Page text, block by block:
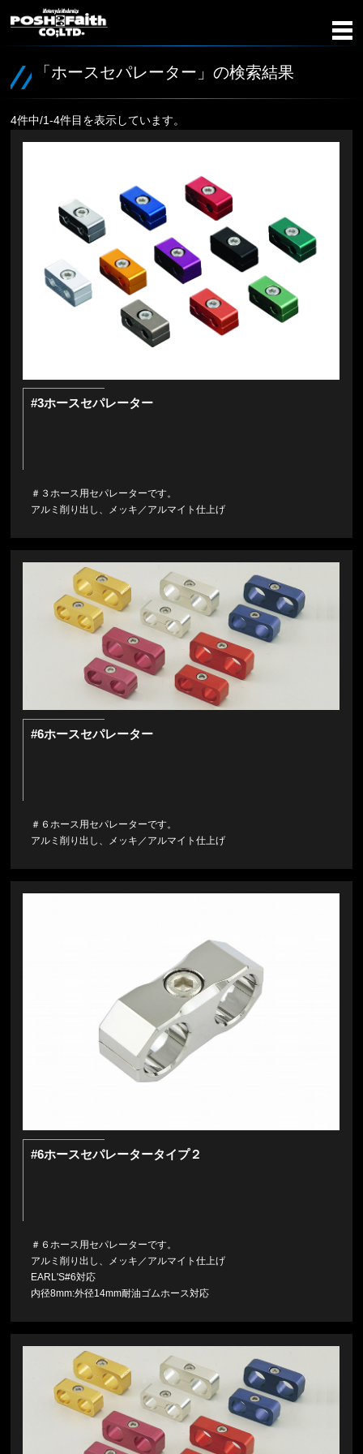
「ホースセパレーター」の検索結果
4件中/1-4件目を表示しています。
#3ホースセパレーター
＃３ホース用セパレーターです。
アルミ削り出し、メッキ／アルマイト仕上げ
#6ホースセパレーター
＃６ホース用セパレーターです。
アルミ削り出し、メッキ／アルマイト仕上げ
#6ホースセパレータータイプ２
＃６ホース用セパレーターです。
アルミ削り出し、メッキ／アルマイト仕上げ
EARL'S#6対応
内径8mm:外径14mm耐油ゴムホース対応